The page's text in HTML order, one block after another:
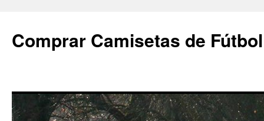
Comprar Camisetas de